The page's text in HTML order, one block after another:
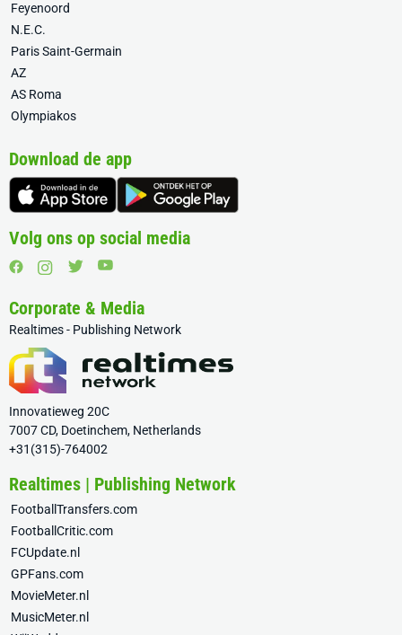
Feyenoord
N.E.C.
Paris Saint-Germain
AZ
AS Roma
Olympiakos
Download de app
Volg ons op social media
Corporate & Media
Realtimes - Publishing Network
Innovatieweg 20C
7007 CD, Doetinchem, Netherlands
+31(315)-764002
Realtimes | Publishing Network
FootballTransfers.com
FootballCritic.com
FCUpdate.nl
GPFans.com
MovieMeter.nl
MusicMeter.nl